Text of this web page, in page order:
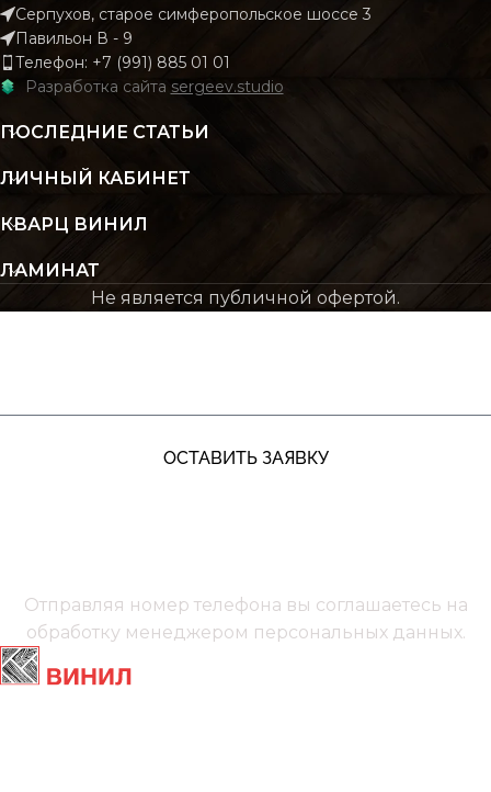
Серпухов, старое симферопольское шоссе 3
Павильон В - 9
Телефон: +7 (991) 885 01 01
Разработка сайта sergeev.studio
ПОСЛЕДНИЕ СТАТЬИ
ЛИЧНЫЙ КАБИНЕТ
КВАРЦ ВИНИЛ
ЛАМИНАТ
Не является публичной офертой.
ОСТАВИТЬ ЗАЯВКУ
Отправляя номер телефона вы соглашаетесь на
обработку менеджером персональных данных.